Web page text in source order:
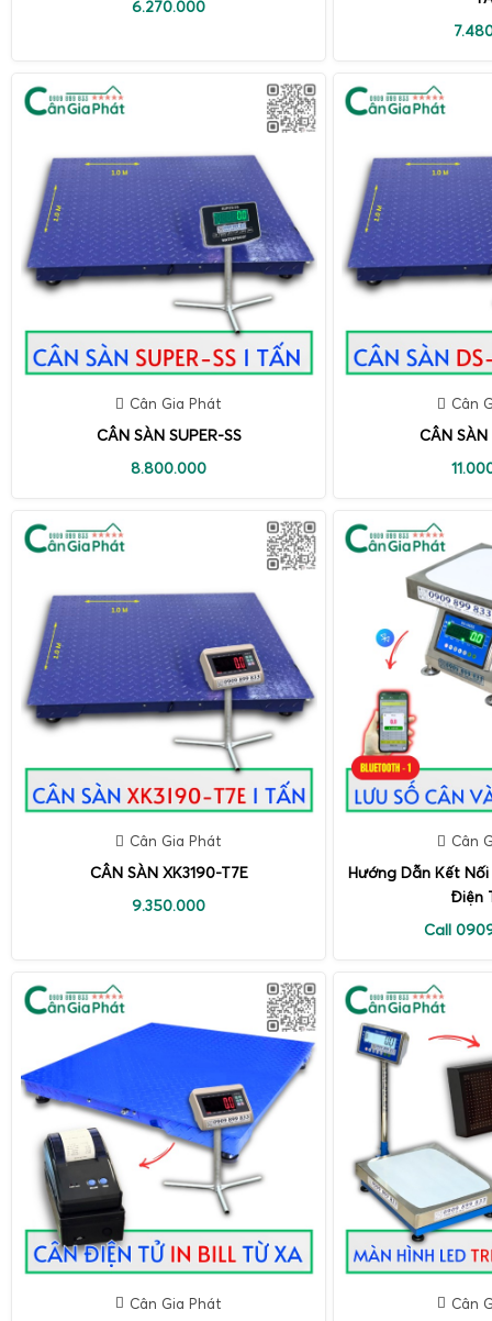
6.270.000
Cân Gia Phát
CÂN SÀN SUPER-SS
8.800.000
Cân
CÂN SÀN
Cân Gia Phát
CÂN SÀN XK3190-T7E
9.350.000
Cân
Hướng Dẫn Kết
Điện
Call
Cân Gia Phát Cân